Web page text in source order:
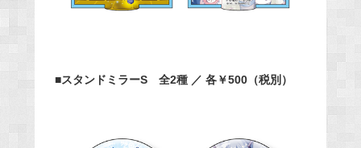
■スタンドミラーS 全2種 ／ 各￥500（税別）